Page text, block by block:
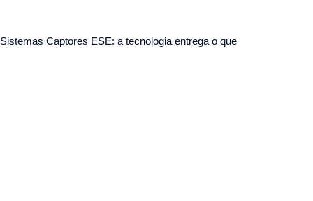
Sistemas Captores ESE: a tecnologia entrega o que